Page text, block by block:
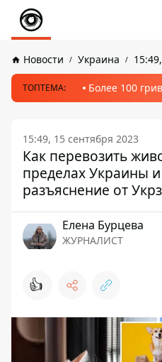
Новости Украина
ТОПТЕМА: Более 100
15:49, 15 сентября 2023
Как перевозить
пределах Украины и
разъяснение от
Елена Бурцева
ЖУРНАЛИСТ
👍